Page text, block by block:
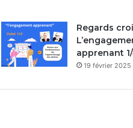
Regards
apprenant
19 février 2025